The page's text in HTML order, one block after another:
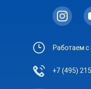
Работаем
+7 (495)